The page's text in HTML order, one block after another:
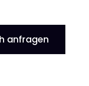
anfragen